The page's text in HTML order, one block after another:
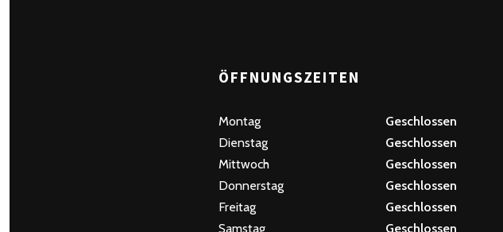
ÖFFNUNGSZEITEN
Montag
Geschlossen
Dienstag
Geschlossen
Mittwoch
Geschlossen
Donnerstag
Geschlossen
Freitag
Geschlossen
Samstag
Geschlossen